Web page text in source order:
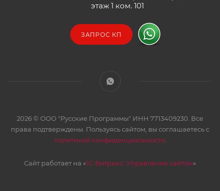
этаж 1 ком. 101
ЗАПРОС КП
2026 © ООО "Русские Программы" ИНН 7713409230. Все
права подтверждены. Пользуясь сайтом, вы соглашаетесь с
политикой конфиденциальности
Сайт работает на «1С-Битрикс: Управление сайтом»